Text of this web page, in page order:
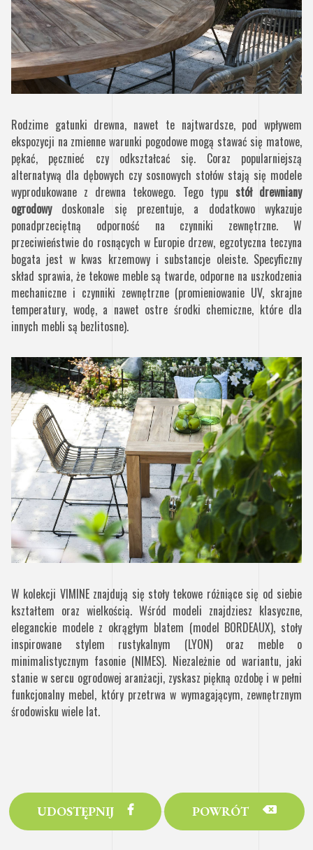
Rodzime gatunki drewna, nawet te najtwardsze, pod wpływem
ekspozycji na zmienne warunki pogodowe mogą stawać się matowe,
pękać, pęcznieć czy odkształcać się. Coraz popularniejszą
alternatywą dla dębowych czy sosnowych stołów stają się modele
wyprodukowane z drewna tekowego. Tego typu stół drewniany
ogrodowydoskonale się prezentuje, a dodatkowo wykazuje
ponadprzeciętną odporność na czynniki zewnętrzne. W
przeciwieństwie do rosnących w Europie drzew, egzotyczna teczyna
bogata jest w kwas krzemowy i substancje oleiste. Specyficzny
skład sprawia, że tekowe meble są twarde, odporne na uszkodzenia
mechaniczne i czynniki zewnętrzne (promieniowanie UV, skrajne
temperatury, wodę, a nawet ostre środki chemiczne, które dla
innych mebli są bezlitosne).
W kolekcji VIMINE znajdują się stoły tekowe różniące się od siebie
kształtem oraz wielkością. Wśród modeli znajdziesz klasyczne,
eleganckie modele z okrągłym blatem (model BORDEAUX), stoły
inspirowane stylem rustykalnym (LYON) oraz meble o
minimalistycznym fasonie (NIMES). Niezależnie od wariantu, jaki
stanie w sercu ogrodowej aranżacji, zyskasz piękną ozdobę i w pełni
funkcjonalny mebel, który przetrwa w wymagającym, zewnętrznym
środowisku wiele lat.
UDOSTĘPNIJ POWRÓT